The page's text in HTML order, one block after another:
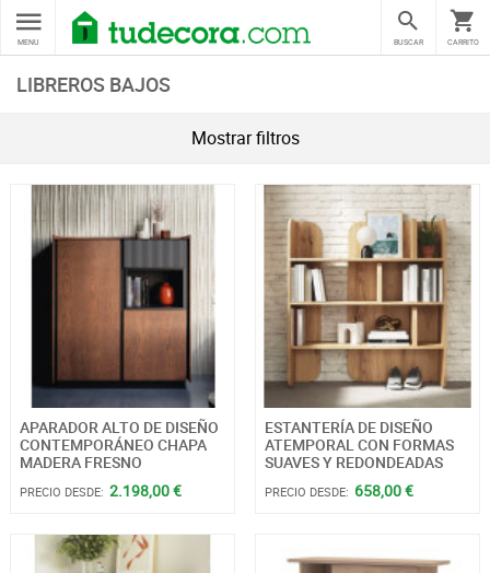
MENU CARRITO
BUSCAR
LIBREROS BAJOS
Mostrar filtros
APARADOR ALTO DE DISEÑO
CONTEMPORÁNEO CHAPA
MADERA FRESNO
PRECIO DESDE: 2.198,00 €
ESTANTERÍA DE DISEÑO
ATEMPORAL CON FORMAS
SUAVES Y REDONDEADAS
PRECIO DESDE: 658,00 €